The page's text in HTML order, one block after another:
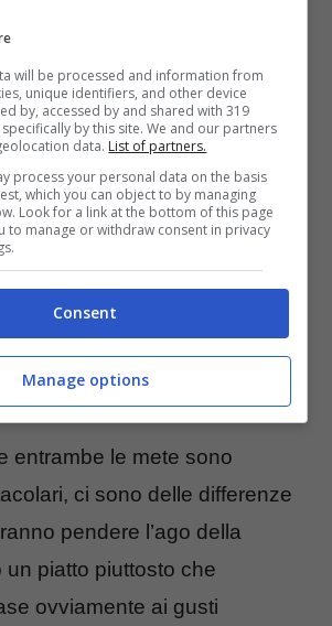
entrambe le mete sono
ci sono delle differenze
pendere l’ago della
un piatto piuttosto che
ovviamente ai gusti
will be processed and information from
unique identifiers, and other device
by, accessed by and shared with 319
by this site. We and our partners
data. List of partners.
process your personal data on the basis
which you can object to by managing
Look for a link at the bottom of this page
to manage or withdraw consent in privacy
Consent
Manage options